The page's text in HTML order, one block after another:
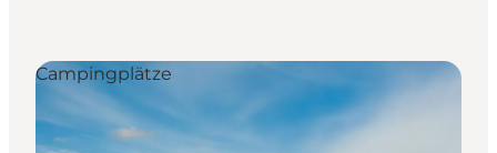
Campingplätze